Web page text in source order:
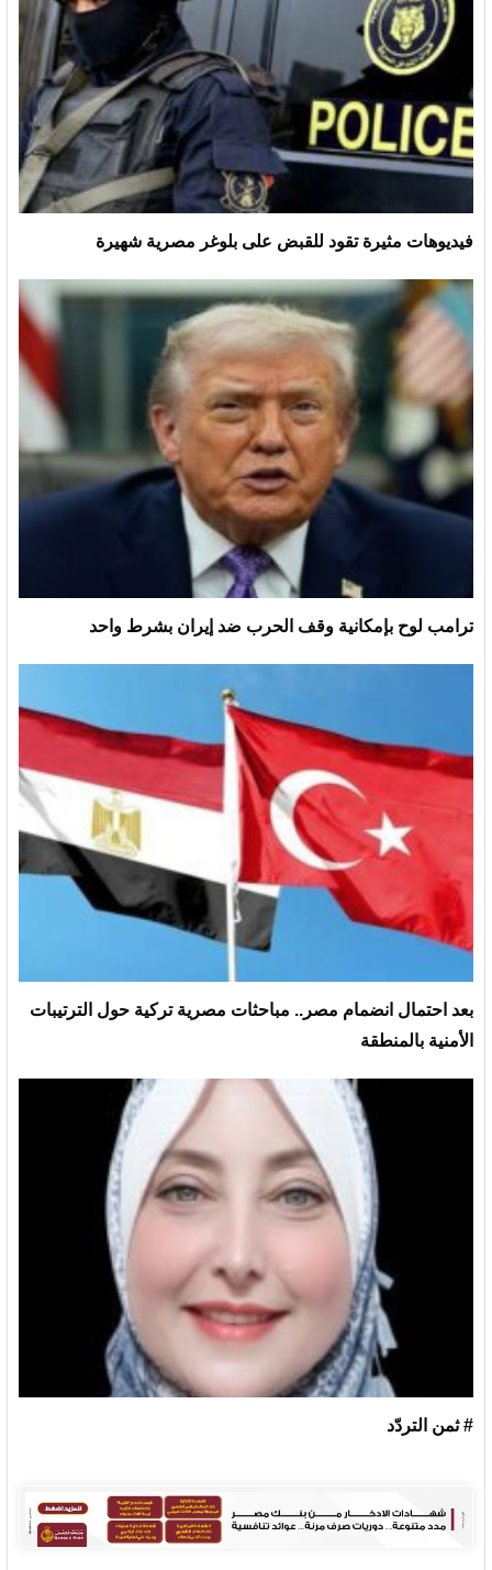
فيديوهات مثيرة تقود للقبض على بلوغر مصرية شهيرة
ترامب لوح بإمكانية وقف الحرب ضد إيران بشرط واحد
بعد احتمال انضمام مصر.. مباحثات مصرية تركية حول الترتيبات
الأمنية بالمنطقة
# ثمن التردّد